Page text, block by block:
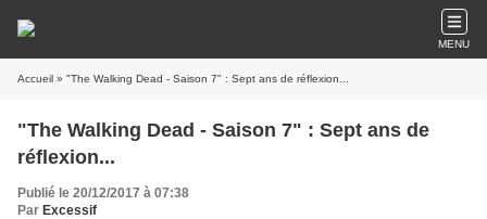
MENU
Accueil » "The Walking Dead - Saison 7" : Sept ans de réflexion...
"The Walking Dead - Saison 7" : Sept ans de
réflexion...
Publié le 20/12/2017 à 07:38
Par Excessif